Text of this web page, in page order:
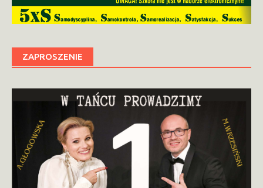
ZAPROSZENIE